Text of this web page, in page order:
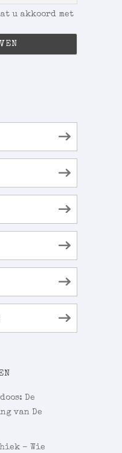
u akkoord met
De
van De
– Wie